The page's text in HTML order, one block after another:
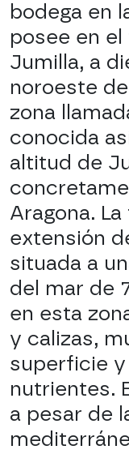
bodega en
posee en
Jumilla, a
noroeste
zona
conocida
altitud de
Aragona.
extensión
situada a
del mar de
en esta
y calizas,
superficie
nutrientes.
a pesar de